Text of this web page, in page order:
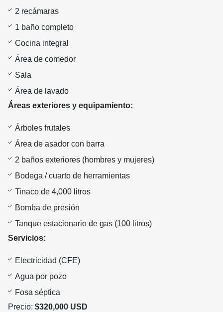
2 recámaras
1 baño completo
Cocina integral
Área de comedor
Sala
Área de lavado
Áreas exteriores y equipamiento:
Árboles frutales
Área de asador con barra
2 baños exteriores (hombres y mujeres)
Bodega / cuarto de herramientas
Tinaco de 4,000 litros
Bomba de presión
Tanque estacionario de gas (100 litros)
Servicios:
Electricidad (CFE)
Agua por pozo
Fosa séptica
Precio: $320,000 USD